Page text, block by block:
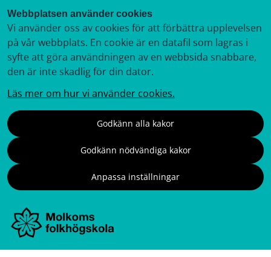
Webbplatsen använder cookies
Vi använder oss av cookies för att förbättra upplevelsen
på vår webbplats. En cookie är en datafil som lagras i
syfte att göra användningen av en webbsida snabbare,
den är inte skadlig för din dator.
Läs mer om hur vi använder cookies.
Godkänn alla kakor
Godkänn nödvändiga kakor
Anpassa inställningar